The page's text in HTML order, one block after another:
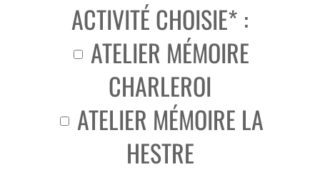
ACTIVITÉ CHOISIE* :
ATELIER MÉMOIRE
CHARLEROI
ATELIER MÉMOIRE LA
HESTRE